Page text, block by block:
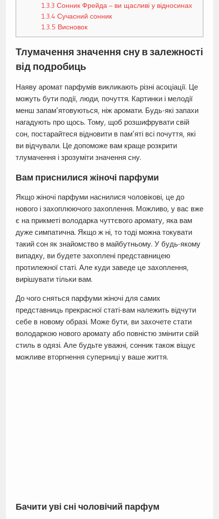
1.3.3 Сонник Фрейда – ви щасливі у відносинах
1.3.4 Сучасний сонник
1.3.5 Висновок
Тлумачення значення сну в залежності
від подробиць
Наяву аромат парфумів викликають різні асоціації. Це
можуть бути події, люди, почуття. Картинки і мелодії
менш запам’ятовуються, ніж аромати. Будь-які запахи
нагадують про щось. Тому, щоб розшифрувати свій
сон, постарайтеся відновити в пам’яті всі почуття, які
ви відчували. Це допоможе вам краще розкрити
тлумачення і зрозуміти значення сну.
Вам приснилися жіночі парфуми
Якщо жіночі парфуми наснилися чоловікові, це до
нового і захоплюючого захоплення. Можливо, у вас вже
є на прикметі володарка чуттєвого аромату, яка вам
дуже симпатична. Якщо ж ні, то тоді можна токувати
такий сон як знайомство в майбутньому. У будь-якому
випадку, ви будете захоплені представницею
протилежної статі. Але куди заведе це захоплення,
вирішувати тільки вам.
До чого сняться парфуми жіночі для самих
представниць прекрасної статі-вам належить відчути
себе в новому образі. Може бути, ви захочете стати
володаркою нового аромату або повністю змінити свій
стиль в одязі. Але будьте уважні, сонник також віщує
можливе вторгнення суперниці у ваше життя.
Бачити уві сні чоловічий парфум